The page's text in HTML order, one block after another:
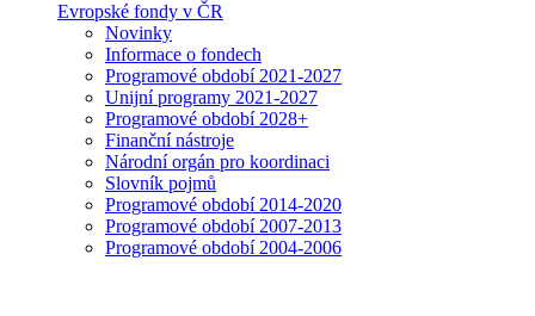
Evropské fondy v ČR
Novinky
Informace o fondech
Programové období 2021-2027
Unijní programy 2021-2027
Programové období 2028+
Finanční nástroje
Národní orgán pro koordinaci
Slovník pojmů
Programové období 2014-2020
Programové období 2007-2013
Programové období 2004-2006